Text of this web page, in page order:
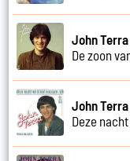
John Terra
De zoon
John Terra
Deze